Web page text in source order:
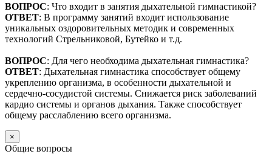
ВОПРОС: Что входит в занятия дыхательной гимнастикой?
ОТВЕТ: В программу занятий входит использование
уникальных оздоровительных методик и современных
технологий Стрельниковой, Бутейко и т.д.
ВОПРОС: Для чего необходима дыхательная гимнастика?
ОТВЕТ: Дыхательная гимнастика способствует общему
укреплению организма, в особенности дыхательной и
сердечно-сосудистой системы. Снижается риск заболеваний
кардио системы и органов дыхания. Также способствует
общему расслаблению всего организма.
×
Общие вопросы